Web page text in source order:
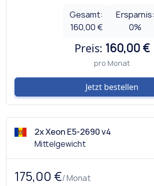
Gesamt:
160,00 €
Ersparnis:
0%
Preis: 160,00 €
pro Monat
Jetzt bestellen
2x Xeon E5-2690 v4
Mittelgewicht
175,00 €/ Monat